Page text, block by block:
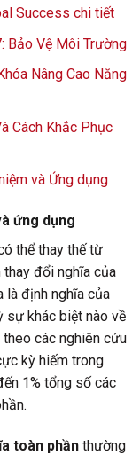
Success chi tiết
Bảo Vệ Môi Trường
Nâng Cao Năng
Cách Khắc Phục
và Ứng dụng
ứng dụng
thể thay thế từ
đổi nghĩa của
là định nghĩa của
sự khác biệt nào về
theo các nghiên cứu
kỳ hiếm trong
1% tổng số các
toàn phần thường